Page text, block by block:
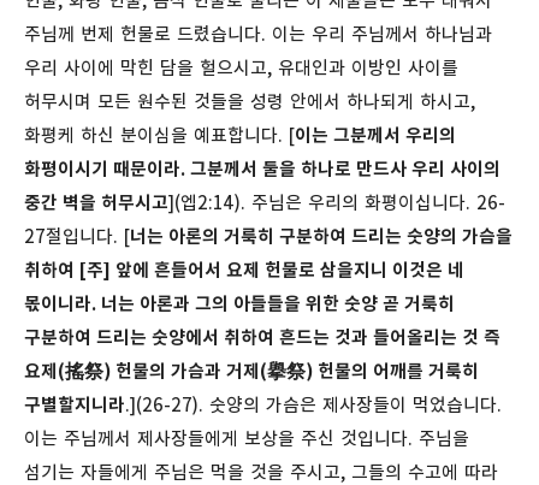
주님께 번제 헌물로 드렸습니다. 이는 우리 주님께서 하나님과
우리 사이에 막힌 담을 헐으시고, 유대인과 이방인 사이를
허무시며 모든 원수된 것들을 성령 안에서 하나되게 하시고,
화평케 하신 분이심을 예표합니다. [이는 그분께서 우리의
화평이시기 때문이라. 그분께서 둘을 하나로 만드사 우리 사이의
중간 벽을 허무시고](엡2:14). 주님은 우리의 화평이십니다. 26-
27절입니다. [너는 아론의 거룩히 구분하여 드리는 숫양의 가슴을
취하여 [주] 앞에 흔들어서 요제 헌물로 삼을지니 이것은 네
몫이니라. 너는 아론과 그의 아들들을 위한 숫양 곧 거룩히
구분하여 드리는 숫양에서 취하여 흔드는 것과 들어올리는 것 즉
요제(搖祭) 헌물의 가슴과 거제(擧祭) 헌물의 어깨를 거룩히
구별할지니라.](26-27). 숫양의 가슴은 제사장들이 먹었습니다.
이는 주님께서 제사장들에게 보상을 주신 것입니다. 주님을
섬기는 자들에게 주님은 먹을 것을 주시고, 그들의 수고에 따라